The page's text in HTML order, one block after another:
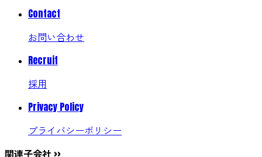
Contact
お問い合わせ
Recruit
採用
Privacy Policy
プライバシーポリシー
関連子会社 >>